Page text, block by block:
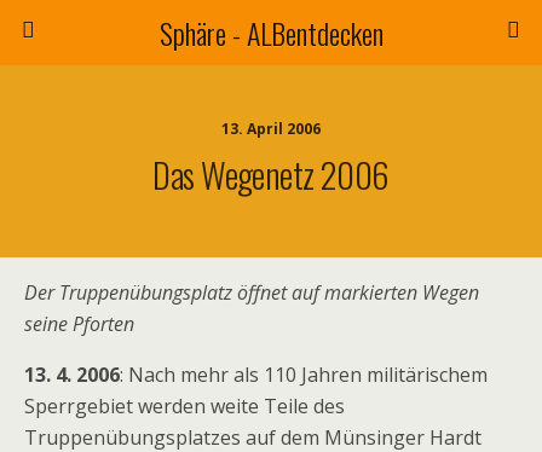
Sphäre - ALBentdecken
13. April 2006
Das Wegenetz 2006
Der Truppenübungsplatz öffnet auf markierten Wegen
seine Pforten
13. 4. 2006: Nach mehr als 110 Jahren militärischem
Sperrgebiet werden weite Teile des
Truppenübungsplatzes auf dem Münsinger Hardt